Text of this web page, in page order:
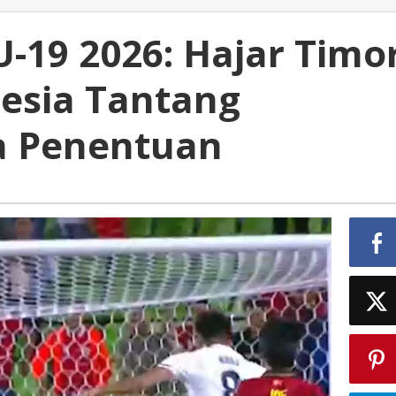
19 2026: Hajar
Tantang
Penentuan